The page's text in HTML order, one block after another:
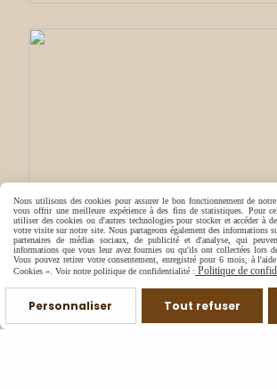
Nous utilisons des cookies pour assurer le bon fonctionnement de
vous offrir une meilleure expérience à des fins de statistiques. Pour
utiliser des cookies ou d'autres technologies pour stocker et accéder à
votre visite sur notre site. Nous partageons également des informations
partenaires de médias sociaux, de publicité et d'analyse, qui
informations que vous leur avez fournies ou qu'ils ont collectées lors
Vous pouvez retirer votre consentement, enregistré pour 6 mois, à
Cookies ». Voir notre politique de confidentialité : Politique de
Personnaliser Tout refuser